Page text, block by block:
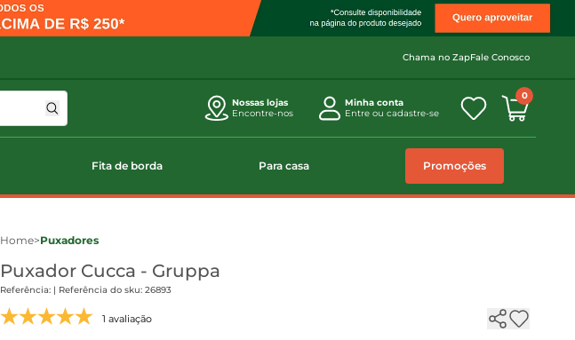
Chama no ZapFale Conosco
Nossas lojas
Encontre-nos
Minha conta
Entre ou cadastre-se
0
Fita de borda Para casa Promoções
Home>Puxadores
Puxador Cucca - Gruppa
Referência: | Referência do sku: 26893
1 avaliação